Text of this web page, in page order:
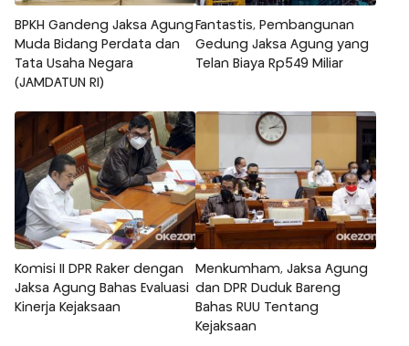
BPKH Gandeng Jaksa Agung
Muda Bidang Perdata dan
Tata Usaha Negara
(JAMDATUN RI)
Fantastis, Pembangunan
Gedung Jaksa Agung yang
Telan Biaya Rp549 Miliar
Komisi II DPR Raker dengan
Jaksa Agung Bahas Evaluasi
Kinerja Kejaksaan
Menkumham, Jaksa Agung
dan DPR Duduk Bareng
Bahas RUU Tentang
Kejaksaan